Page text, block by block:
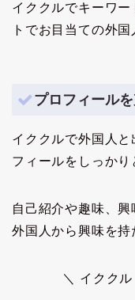
イククルでキーワ
トでお目当ての外
プロフィール
イククルで外国人
フィールをしっかり
自己紹介や趣味、興
外国人から興味を持
＼ イクク